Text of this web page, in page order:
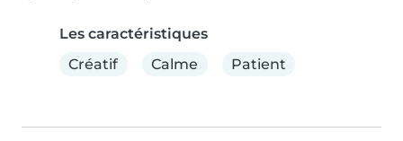
Les caractéristiques
Créatif
Calme Patient